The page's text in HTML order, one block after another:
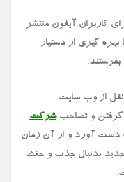
برای کاربران آیفون منتشر
گیری از دستیار
ایسنا، به نقل از وب سایت
گرفتن و تصاحبشرکت
میلیارد دلار به دست آورد و از آن زمان
جدید بدنبال جذب و حفظ